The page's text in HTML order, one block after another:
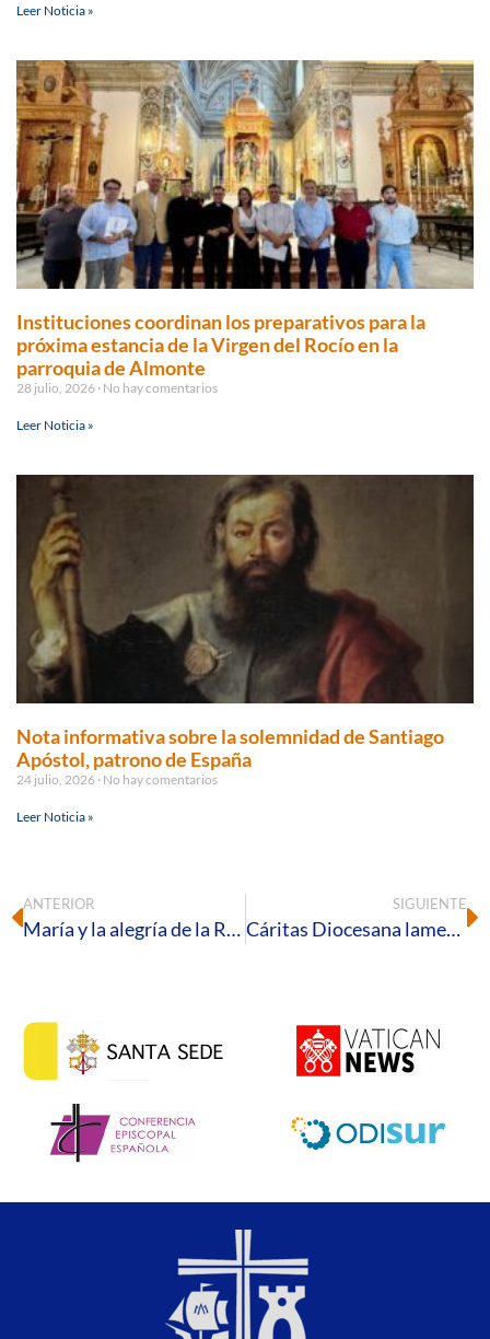
Leer Noticia »
Instituciones coordinan los preparativos para la
próxima estancia de la Virgen del Rocío en la
parroquia de Almonte
28 julio, 2026 No hay comentarios
Leer Noticia »
Nota informativa sobre la solemnidad de Santiago
Apóstol, patrono de España
24 julio, 2026 No hay comentarios
Leer Noticia »
ANTERIOR
María y la alegría de la Resurrección en las romerías pascuales
SIGUIENTE
Cáritas Diocesana lamenta la muerte de Alam en el asentamiento de Lepe a causa de un incendio